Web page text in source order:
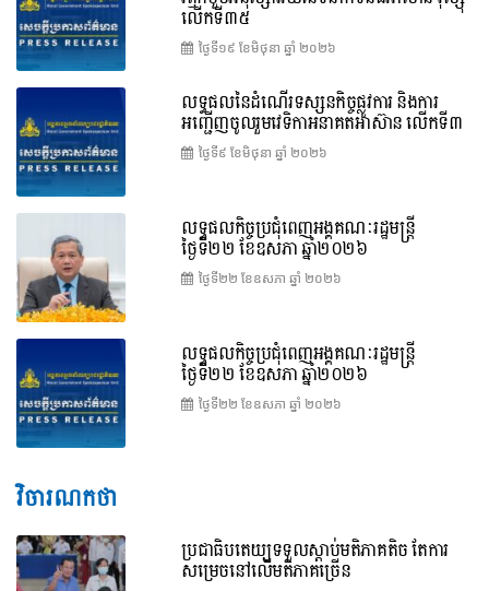
លើកទី៣៥
ថ្ងៃទី១៩ ខែ​មិថុនា ឆ្នាំ ២០២៦
លទ្ធផលនៃដំណើរទស្សនកិច្ចផ្លូវការ និងការ
អញ្ជើញចូលរួមវេទិកាអនាគតអាស៊ាន លើកទី៣
ថ្ងៃទី៩ ខែ​មិថុនា ឆ្នាំ ២០២៦
លទ្ធផលកិច្ចប្រជុំពេញអង្គគណៈរដ្ឋមន្ត្រី
ថ្ងៃទី២២ ខែឧសភា ឆ្នាំ២០២៦
ថ្ងៃទី២២ ខែ​ឧសភា ឆ្នាំ ២០២៦
លទ្ធផលកិច្ចប្រជុំពេញអង្គគណៈរដ្ឋមន្រ្តី
ថ្ងៃទី២២ ខែឧសភា ឆ្នាំ២០២៦
ថ្ងៃទី២២ ខែ​ឧសភា ឆ្នាំ ២០២៦
វិចារណកថា
ប្រជាធិបតេយ្យទទួលស្តាប់មតិភាគតិច តែការ
សម្រេចនៅលើមតិភាគច្រើន